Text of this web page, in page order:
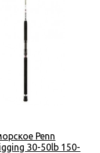
Penn
30-50lb 150-